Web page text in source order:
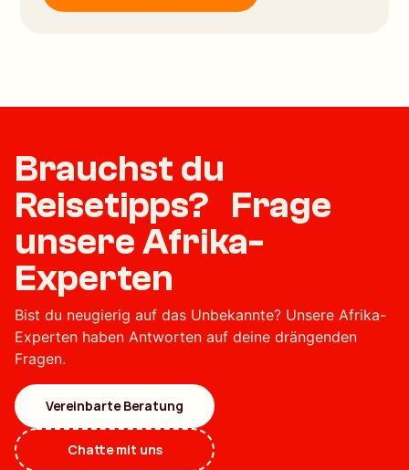
Brauchst du
Reisetipps? Frage
unsere Afrika-
Experten
Bist du neugierig auf das Unbekannte? Unsere Afrika-
Experten haben Antworten auf deine drängenden
Fragen.
Vereinbarte Beratung
Chatte mit uns